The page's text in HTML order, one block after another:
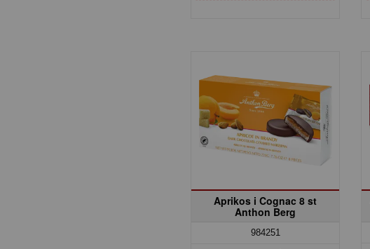
Aprikos i Cognac 8 st
Anthon Berg
984251